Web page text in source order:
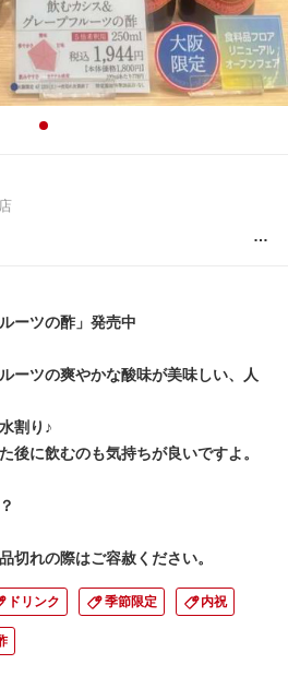
…
ーツの酢」発売中
ーツの爽やかな酸味が美味しい、人
割り♪
後に飲むのも気持ちが良いですよ。
切れの際はご容赦ください。
ドリンク 季節限定 内祝